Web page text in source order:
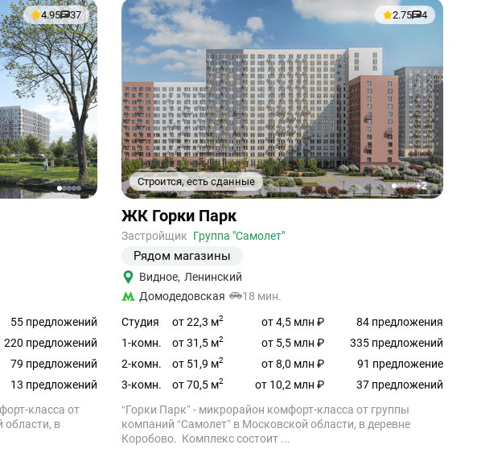
4.95 37
12345
55 предложений
220 предложений
79 предложений
13 предложений
класса от
области, в
Строится, есть сданные
2.75 4
12345+2
Ссылка
на
объект
ЖК Горки Парк
Застройщик Группа "Самолет"
Рядом магазины
Видное, Ленинский
Домодедовская
18 мин.
Студия от 22,3 м2 от 4,5 млн ₽
84 предложения
1-комн.
от 31,5 м2 от 5,5 млн ₽
335 предложений
2-комн.
от 51,9 м2 от 8,0 млн ₽
91 предложение
3-комн.
от 70,5 м2 от 10,2 млн ₽
37 предложений
“Горки Парк” - микрорайон комфорт-класса от группы
компаний “Самолет” в Московской области, в деревне
Коробово. Комплекс состоит ...